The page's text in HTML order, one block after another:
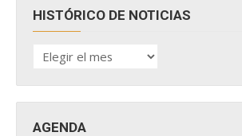
HISTÓRICO DE NOTICIAS
HISTÓRICO
DE
AGENDA